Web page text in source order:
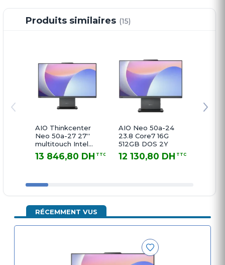
Produits similaires (15)
AIO Thinkcenter
Neo 50a-27 27''
multitouch Intel
Core 7-240H 16Go
512Go SSD
13 846,80 DH TTC
AIO Neo 50a-24
23.8 Core7 16G
512GB DOS 2Y
12 130,80 DH TTC
RÉCEMMENT VUS